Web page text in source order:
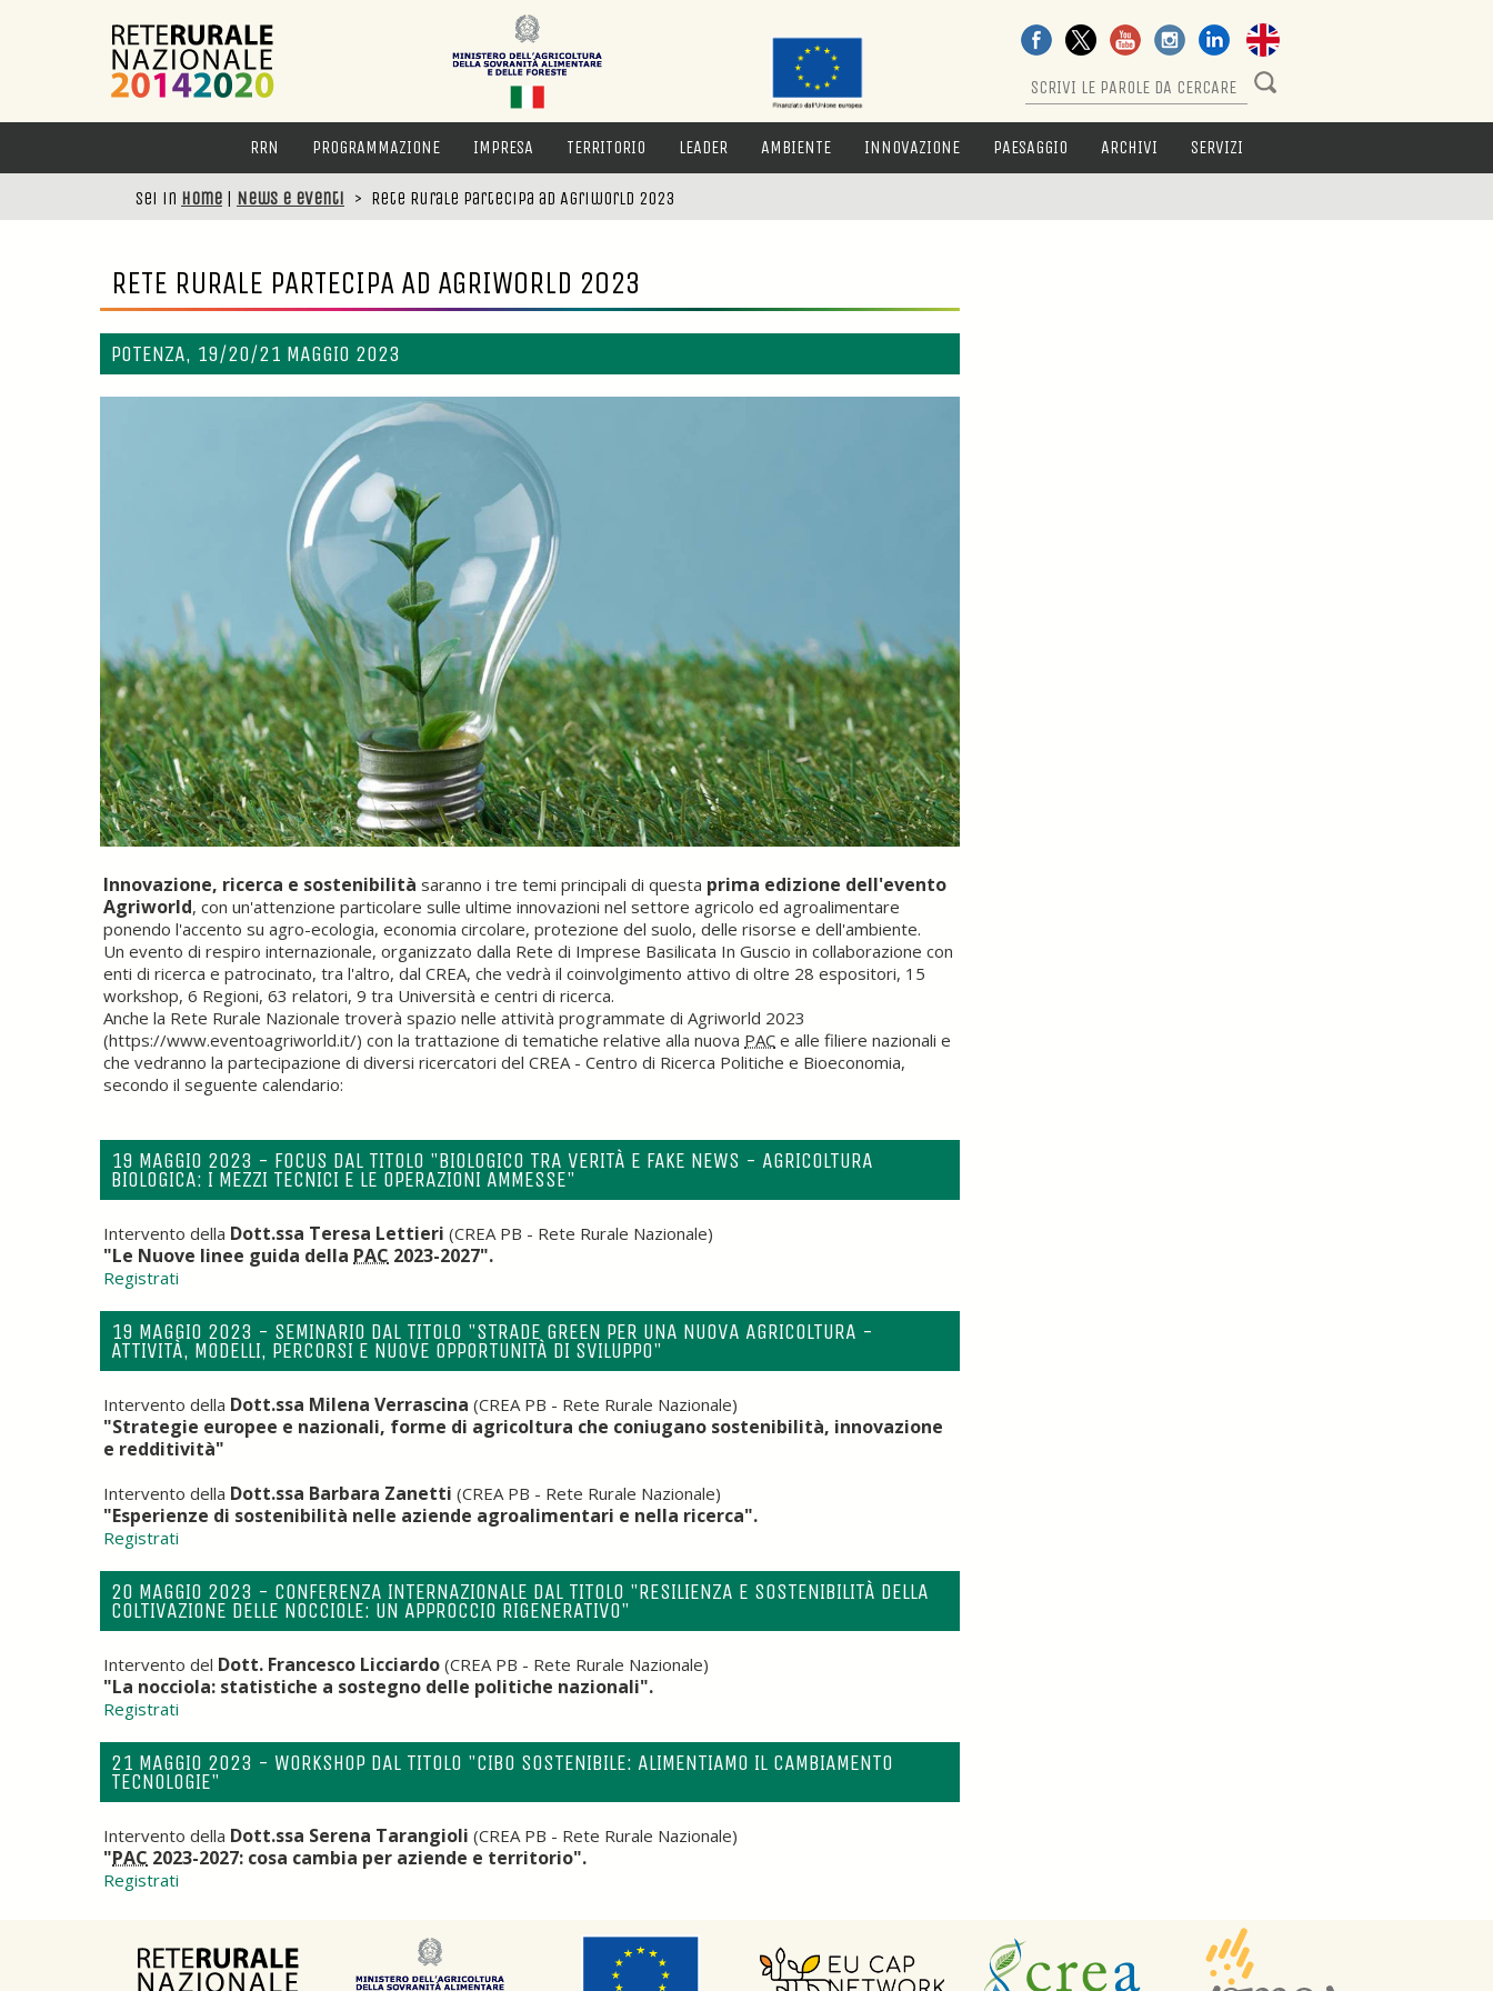
RRN PROGRAMMAZIONE IMPRESA TERRITORIO LEADER AMBIENTE INNOVAZIONE PAESAGGIO ARCHIVI SERVIZI
Sei in Home | News e eventi > Rete Rurale partecipa ad Agriworld 2023
RETE RURALE PARTECIPA AD AGRIWORLD 2023
POTENZA, 19/20/21 MAGGIO 2023
Innovazione, ricerca e sostenibilità saranno i tre temi principali di questa prima edizione dell'evento
Agriworld, con un'attenzione particolare sulle ultime innovazioni nel settore agricolo ed agroalimentare
ponendo l'accento su agro-ecologia, economia circolare, protezione del suolo, delle risorse e dell'ambiente.
Un evento di respiro internazionale, organizzato dalla Rete di Imprese Basilicata In Guscio in collaborazione con
enti di ricerca e patrocinato, tra l'altro, dal CREA, che vedrà il coinvolgimento attivo di oltre 28 espositori, 15
workshop, 6 Regioni, 63 relatori, 9 tra Università e centri di ricerca.
Anche la Rete Rurale Nazionale troverà spazio nelle attività programmate di Agriworld 2023
(https://www.eventoagriworld.it/) con la trattazione di tematiche relative alla nuova PAC e alle filiere nazionali e
che vedranno la partecipazione di diversi ricercatori del CREA - Centro di Ricerca Politiche e Bioeconomia,
secondo il seguente calendario:
19 MAGGIO 2023 - FOCUS DAL TITOLO "BIOLOGICO TRA VERITÀ E FAKE NEWS - AGRICOLTURA
BIOLOGICA: I MEZZI TECNICI E LE OPERAZIONI AMMESSE"
Intervento della Dott.ssa Teresa Lettieri (CREA PB - Rete Rurale Nazionale)
"Le Nuove linee guida della PAC 2023-2027".
Registrati
19 MAGGIO 2023 - SEMINARIO DAL TITOLO "STRADE GREEN PER UNA NUOVA AGRICOLTURA -
ATTIVITÀ, MODELLI, PERCORSI E NUOVE OPPORTUNITÀ DI SVILUPPO"
Intervento della Dott.ssa Milena Verrascina (CREA PB - Rete Rurale Nazionale)
"Strategie europee e nazionali, forme di agricoltura che coniugano sostenibilità, innovazione
e redditività"
Intervento della Dott.ssa Barbara Zanetti (CREA PB - Rete Rurale Nazionale)
"Esperienze di sostenibilità nelle aziende agroalimentari e nella ricerca".
Registrati
20 MAGGIO 2023 - CONFERENZA INTERNAZIONALE DAL TITOLO "RESILIENZA E SOSTENIBILITÀ DELLA
COLTIVAZIONE DELLE NOCCIOLE: UN APPROCCIO RIGENERATIVO"
Intervento del Dott. Francesco Licciardo (CREA PB - Rete Rurale Nazionale)
"La nocciola: statistiche a sostegno delle politiche nazionali".
Registrati
21 MAGGIO 2023 - WORKSHOP DAL TITOLO "CIBO SOSTENIBILE: ALIMENTIAMO IL CAMBIAMENTO
TECNOLOGIE"
Intervento della Dott.ssa Serena Tarangioli (CREA PB - Rete Rurale Nazionale)
"PAC 2023-2027: cosa cambia per aziende e territorio".
Registrati